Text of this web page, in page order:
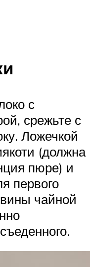
с
срежьте с
Ложечкой
(должна
пюре) и
первого
чайной